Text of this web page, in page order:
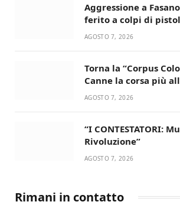
Aggressione a
ferito a colpi di
AGOSTO 7, 2026
Torna la “Corpus
Canne la corsa più
dell’estate!
AGOSTO 7, 2026
“I CONTESTATORI:
Rivoluzione”
AGOSTO 7, 2026
Rimani in contatto